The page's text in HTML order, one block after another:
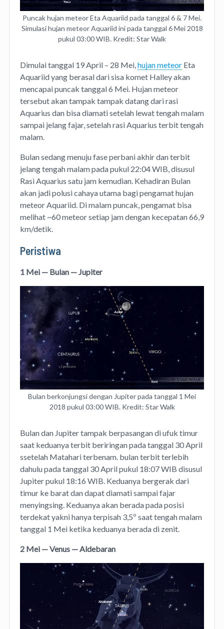
Puncak hujan meteor Eta Aquariid pada tanggal 6 & 7 Mei.
Simulasi hujan meteor Aquariid ini pada tanggal 6 Mei 2018
pukul 03:00 WIB. Kredit: Star Walk
Dimulai tanggal 19 April – 28 Mei,hujan meteor Eta
Aquariid yang berasal dari sisa komet Halley akan
mencapai puncak tanggal 6 Mei. Hujan meteor
tersebut akan tampak tampak datang dari rasi
Aquarius dan bisa diamati setelah lewat tengah malam
sampai jelang fajar, setelah rasi Aquarius terbit tengah
malam.
Bulan sedang menuju fase perbani akhir dan terbit
jelang tengah malam pada pukul 22:04 WIB, disusul
Rasi Aquarius satu jam kemudian. Kehadiran Bulan
akan jadi polusi cahaya utama bagi pengamat hujan
meteor Aquariid. Di malam puncak, pengamat bisa
melihat ~60 meteor setiap jam dengan kecepatan 66,9
km/detik.
Peristiwa
1 Mei — Bulan — Jupiter
Bulan berkonjungsi dengan Jupiter pada tanggal 1 Mei
2018 pukul 03:00 WIB. Kredit: Star Walk
Bulan dan Jupiter tampak berpasangan di ufuk timur
saat keduanya terbit beriringan pada tanggal 30 April
ssetelah Matahari terbenam. bulan terbit terlebih
dahulu pada tanggal 30 April pukul 18:07 WIB disusul
Jupiter pukul 18:16 WIB. Keduanya bergerak dari
timur ke barat dan dapat diamati sampai fajar
menyingsing. Keduanya akan berada pada posisi
terdekat yakni hanya terpisah 3,5º saat tengah malam
tanggal 1 Mei ketika keduanya berada di zenit.
2 Mei — Venus — Aldebaran